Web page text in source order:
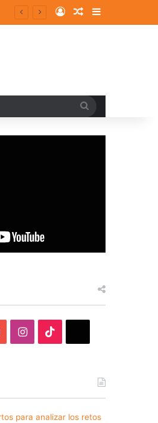
Log InRandom Article
Sidebar
YouTubeInstagram
para analizar los retos